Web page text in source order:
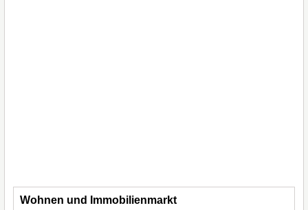
Wohnen und Immobilienmarkt